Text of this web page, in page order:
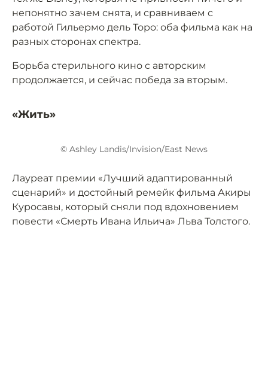
непонятно зачем снята, и сравниваем с
работой Гильермо дель Торо: оба фильма как на
разных сторонах спектра.
Борьба стерильного кино с авторским
продолжается, и сейчас победа за вторым.
«Жить»
© Ashley Landis/Invision/East News
Лауреат премии «Лучший адаптированный
сценарий» и достойный ремейк фильма Акиры
Куросавы, который сняли под вдохновением
повести «Смерть Ивана Ильича» Льва Толстого.